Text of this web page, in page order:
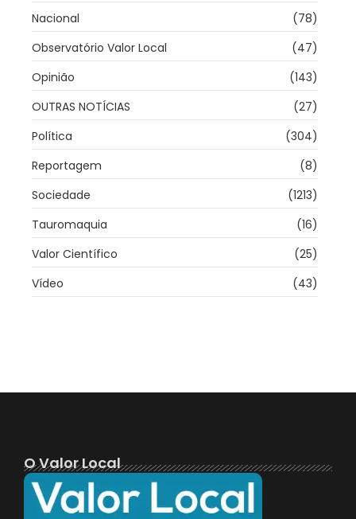
Nacional
(78)
Observatório Valor Local
(47)
Opinião
(143)
OUTRAS NOTÍCIAS
(27)
Política
(304)
Reportagem
(8)
Sociedade
(1213)
Tauromaquia
(16)
Valor Científico
(25)
Vídeo
(43)
O Valor Local